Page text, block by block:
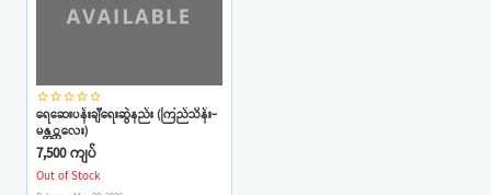
star_borderstar_borderstar_borderstar_borderstar_border
ရေဆေးပန်းချီရေးဆွဲနည်း (ကြည်သိန်း-
မန္တ္တလေး)
7,500 ကျပ်
Out of Stock